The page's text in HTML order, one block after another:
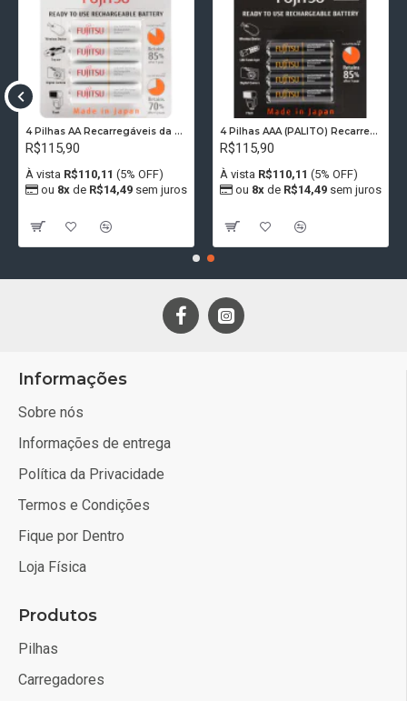
4 Pilhas AA Recarregáveis da Fujitsu Standard 2100 Recargas, 2000 mAh
R$115,90
À vista R$110,11 (5% OFF)
ou 8x de R$14,49 sem juros
4 Pilhas AAA (PALITO) Recarregáveis FUJITSU PREMIUM 500 Recargas, 950 mAh
R$115,90
À vista R$110,11 (5% OFF)
ou 8x de R$14,49 sem juros
Informações
Sobre nós
Informações de entrega
Política da Privacidade
Termos e Condições
Fique por Dentro
Loja Física
Produtos
Pilhas
Carregadores